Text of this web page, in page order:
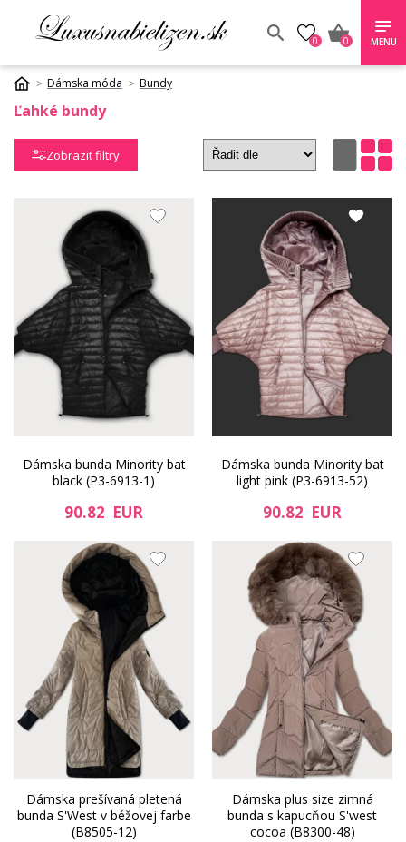
0 0 MENU
Dámska móda Bundy
Ľahké bundy
Zobrazit filtry
Dámska bunda Minority bat
black (P3-6913-1)
90.82 EUR
Dámska bunda Minority bat
light pink (P3-6913-52)
90.82 EUR
Dámska prešívaná pletená
bunda S'West v béžovej farbe
(B8505-12)
Dámska plus size zimná
bunda s kapucňou S'west
cocoa (B8300-48)